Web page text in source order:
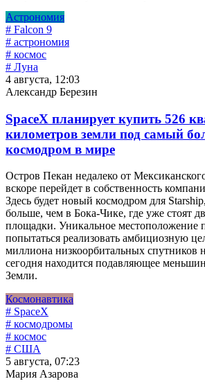
Астрономия
# Falcon 9
# астрономия
# космос
# Луна
4 августа, 12:03
Александр Березин
SpaceX планирует купить 526
километров земли под самый
космодром в мире
Остров Пекан недалеко от
вскоре перейдет в собственность
Здесь будет новый космодром для
больше, чем в Бока-Чике, где уже стоят
площадки. Уникальное местоположение
попытаться реализовать амбициозную
миллиона низкоорбитальных спутников
сегодня находится подавляющее
Земли.
Космонавтика
# SpaceX
# космодромы
# космос
# США
5 августа, 07:23
Мария Азарова